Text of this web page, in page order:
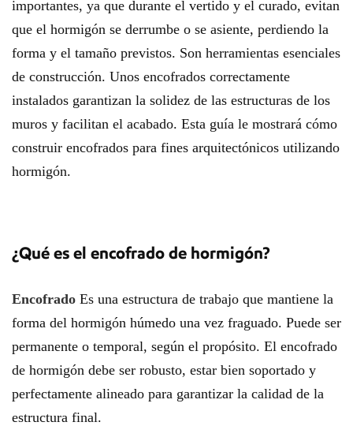
importantes, ya que durante el vertido y el curado, evitan
que el hormigón se derrumbe o se asiente, perdiendo la
forma y el tamaño previstos. Son herramientas esenciales
de construcción. Unos encofrados correctamente
instalados garantizan la solidez de las estructuras de los
muros y facilitan el acabado. Esta guía le mostrará cómo
construir encofrados para fines arquitectónicos utilizando
hormigón.
¿Qué es el encofrado de hormigón?
Encofrado Es una estructura de trabajo que mantiene la
forma del hormigón húmedo una vez fraguado. Puede ser
permanente o temporal, según el propósito. El encofrado
de hormigón debe ser robusto, estar bien soportado y
perfectamente alineado para garantizar la calidad de la
estructura final.